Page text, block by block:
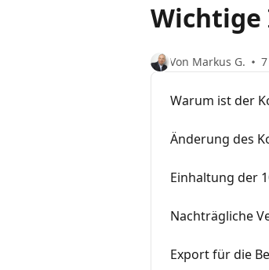
Von Markus G.
Warum ist der
Änderung des
Einhaltung der
Nachträgliche
Export für die